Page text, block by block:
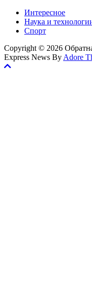
Интересное
Наука и
Спорт
Copyright © 2026
Express News By Adore